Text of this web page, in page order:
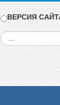
ВЕРСИЯ
Искать...